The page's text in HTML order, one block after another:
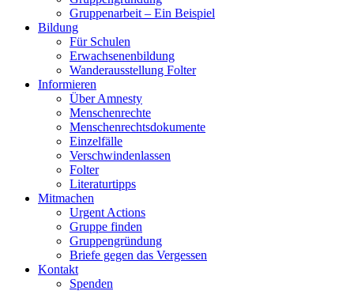
Gruppenarbeit – Ein Beispiel
Bildung
Für Schulen
Erwachsenenbildung
Wanderausstellung Folter
Informieren
Über Amnesty
Menschenrechte
Menschenrechtsdokumente
Einzelfälle
Verschwindenlassen
Folter
Literaturtipps
Mitmachen
Urgent Actions
Gruppe finden
Gruppengründung
Briefe gegen das Vergessen
Kontakt
Spenden